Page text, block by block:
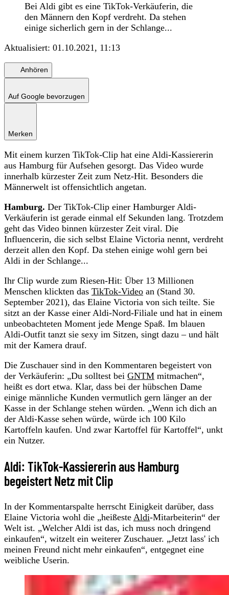
Bei Aldi gibt es eine TikTok-Verkäuferin, die
den Männern den Kopf verdreht. Da stehen
einige sicherlich gern in der Schlange...
Aktualisiert: 01.10.2021, 11:13
Anhören
Auf Google bevorzugen
Merken
Mit einem kurzen TikTok-Clip hat eine Aldi-Kassiererin
aus Hamburg für Aufsehen gesorgt. Das Video wurde
innerhalb kürzester Zeit zum Netz-Hit. Besonders die
Männerwelt ist offensichtlich angetan.
Hamburg. Der TikTok-Clip einer Hamburger Aldi-
Verkäuferin ist gerade einmal elf Sekunden lang. Trotzdem
geht das Video binnen kürzester Zeit viral. Die
Influencerin, die sich selbst Elaine Victoria nennt, verdreht
derzeit allen den Kopf. Da stehen einige wohl gern bei
Aldi in der Schlange...
Ihr Clip wurde zum Riesen-Hit: Über 13 Millionen
Menschen klickten das TikTok-Video an (Stand 30.
September 2021), das Elaine Victoria von sich teilte. Sie
sitzt an der Kasse einer Aldi-Nord-Filiale und hat in einem
unbeobachteten Moment jede Menge Spaß. Im blauen
Aldi-Outfit tanzt sie sexy im Sitzen, singt dazu – und hält
mit der Kamera drauf.
Die Zuschauer sind in den Kommentaren begeistert von
der Verkäuferin: „Du solltest bei GNTM mitmachen“,
heißt es dort etwa. Klar, dass bei der hübschen Dame
einige männliche Kunden vermutlich gern länger an der
Kasse in der Schlange stehen würden. „Wenn ich dich an
der Aldi-Kasse sehen würde, würde ich 100 Kilo
Kartoffeln kaufen. Und zwar Kartoffel für Kartoffel“, unkt
ein Nutzer.
Aldi: TikTok-Kassiererin aus Hamburg
begeistert Netz mit Clip
In der Kommentarspalte herrscht Einigkeit darüber, dass
Elaine Victoria wohl die „heißeste Aldi-Mitarbeiterin“ der
Welt ist. „Welcher Aldi ist das, ich muss noch dringend
einkaufen“, witzelt ein weiterer Zuschauer. „Jetzt lass' ich
meinen Freund nicht mehr einkaufen“, entgegnet eine
weibliche Userin.